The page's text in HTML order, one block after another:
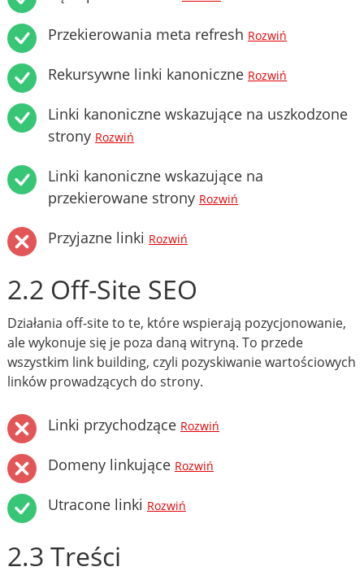
Przekierowania meta refresh Rozwiń
Rekursywne linki kanoniczne Rozwiń
Linki kanoniczne wskazujące na uszkodzone
strony Rozwiń
Linki kanoniczne wskazujące na
przekierowane strony Rozwiń
Przyjazne linki Rozwiń
2.2 Off-Site SEO
Działania off-site to te, które wspierają pozycjonowanie,
ale wykonuje się je poza daną witryną. To przede
wszystkim link building, czyli pozyskiwanie wartościowych
linków prowadzących do strony.
Linki przychodzące Rozwiń
Domeny linkujące Rozwiń
Utracone linki Rozwiń
2.3 Treści